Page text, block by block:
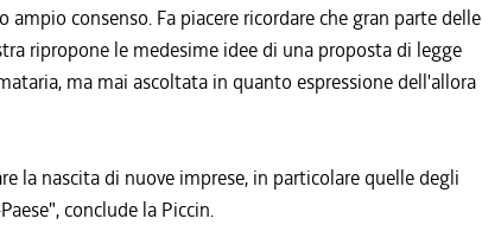
consenso. Fa piacere ricordare che gran parte delle
ripropone le medesime idee di una proposta di legge
ma mai ascoltata in quanto espressione dell'allora
la nascita di nuove imprese, in particolare quelle degli
conclude la Piccin.